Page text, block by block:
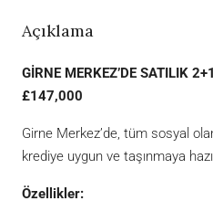
Açıklama
GİRNE MERKEZ’DE SATILIK
£147,000
Girne Merkez’de, tüm sosyal
krediye uygun ve taşınmaya
Özellikler: